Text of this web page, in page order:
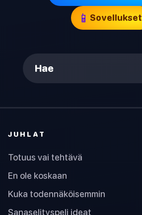
📱 Sovellukset
Hae
JUHLAT
Totuus vai tehtävä
En ole koskaan
Kuka todennäköisemmin
Sanaselityspeli ideat